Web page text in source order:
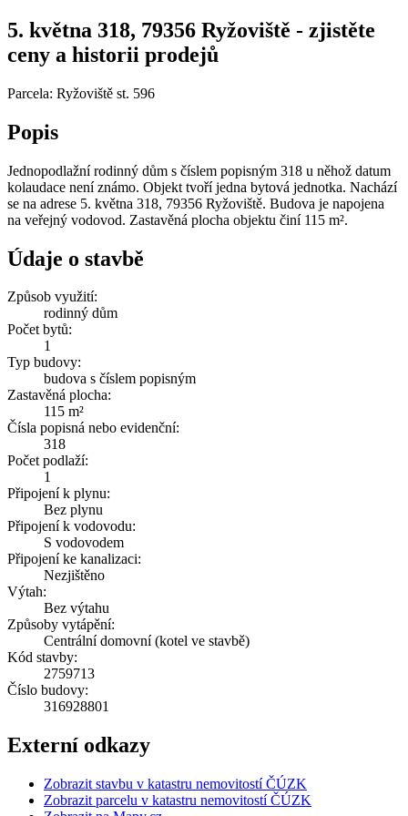
5. května 318, 79356 Ryžoviště - zjistěte
ceny a historii prodejů
Parcela: Ryžoviště st. 596
Popis
Jednopodlažní rodinný dům s číslem popisným 318 u něhož datum
kolaudace není známo. Objekt tvoří jedna bytová jednotka. Nachází
se na adrese 5. května 318, 79356 Ryžoviště. Budova je napojena
na veřejný vodovod. Zastavěná plocha objektu činí 115 m².
Údaje o stavbě
Způsob využití:
rodinný dům
Počet bytů:
1
Typ budovy:
budova s číslem popisným
Zastavěná plocha:
115 m²
Čísla popisná nebo evidenční:
318
Počet podlaží:
1
Připojení k plynu:
Bez plynu
Připojení k vodovodu:
S vodovodem
Připojení ke kanalizaci:
Nezjištěno
Výtah:
Bez výtahu
Způsoby vytápění:
Centrální domovní (kotel ve stavbě)
Kód stavby:
2759713
Číslo budovy:
316928801
Externí odkazy
Zobrazit stavbu v katastru nemovitostí ČÚZK
Zobrazit parcelu v katastru nemovitostí ČÚZK